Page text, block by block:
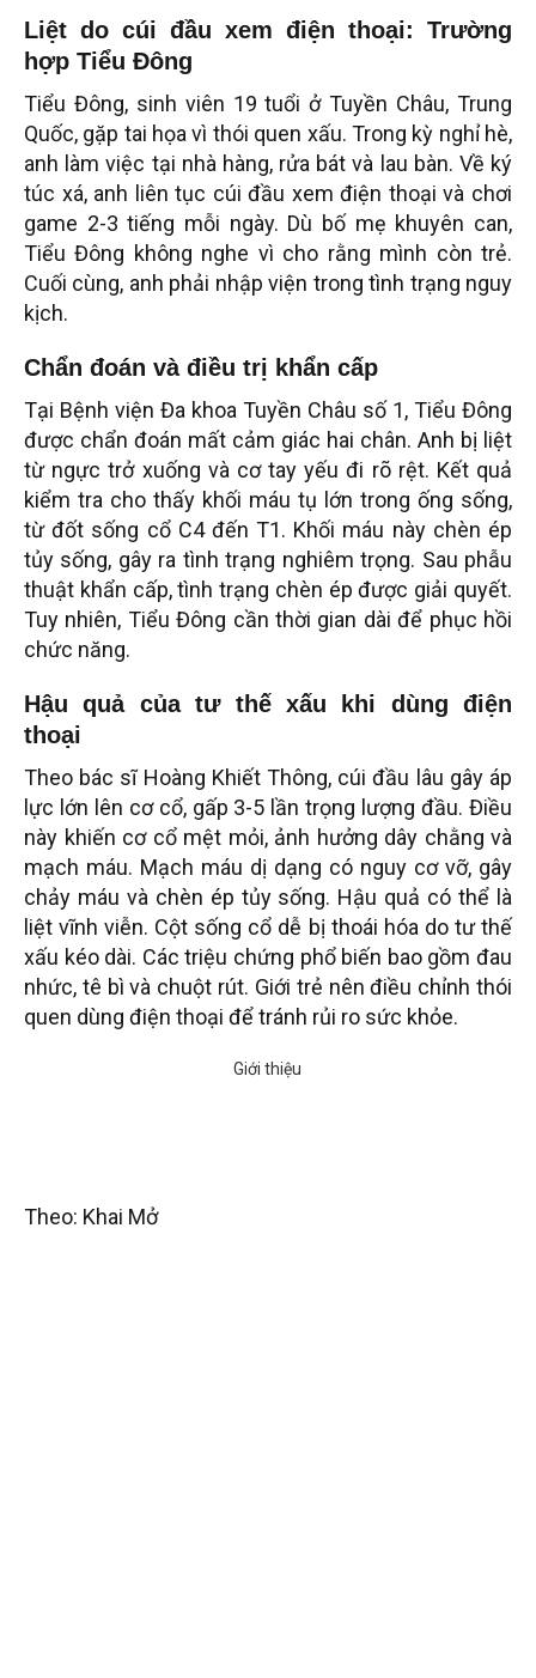
Liệt do cúi đầu xem điện thoại: Trường
hợp Tiểu Đông
Tiểu Đông, sinh viên 19 tuổi ở Tuyền Châu, Trung
Quốc, gặp tai họa vì thói quen xấu. Trong kỳ nghỉ hè,
anh làm việc tại nhà hàng, rửa bát và lau bàn. Về ký
túc xá, anh liên tục cúi đầu xem điện thoại và chơi
game 2-3 tiếng mỗi ngày. Dù bố mẹ khuyên can,
Tiểu Đông không nghe vì cho rằng mình còn trẻ.
Cuối cùng, anh phải nhập viện trong tình trạng nguy
kịch.
Chẩn đoán và điều trị khẩn cấp
Tại Bệnh viện Đa khoa Tuyền Châu số 1, Tiểu Đông
được chẩn đoán mất cảm giác hai chân. Anh bị liệt
từ ngực trở xuống và cơ tay yếu đi rõ rệt. Kết quả
kiểm tra cho thấy khối máu tụ lớn trong ống sống,
từ đốt sống cổ C4 đến T1. Khối máu này chèn ép
tủy sống, gây ra tình trạng nghiêm trọng. Sau phẫu
thuật khẩn cấp, tình trạng chèn ép được giải quyết.
Tuy nhiên, Tiểu Đông cần thời gian dài để phục hồi
chức năng.
Hậu quả của tư thế xấu khi dùng điện
thoại
Theo bác sĩ Hoàng Khiết Thông, cúi đầu lâu gây áp
lực lớn lên cơ cổ, gấp 3-5 lần trọng lượng đầu. Điều
này khiến cơ cổ mệt mỏi, ảnh hưởng dây chằng và
mạch máu. Mạch máu dị dạng có nguy cơ vỡ, gây
chảy máu và chèn ép tủy sống. Hậu quả có thể là
liệt vĩnh viễn. Cột sống cổ dễ bị thoái hóa do tư thế
xấu kéo dài. Các triệu chứng phổ biến bao gồm đau
nhức, tê bì và chuột rút. Giới trẻ nên điều chỉnh thói
quen dùng điện thoại để tránh rủi ro sức khỏe.
Theo: Khai Mở